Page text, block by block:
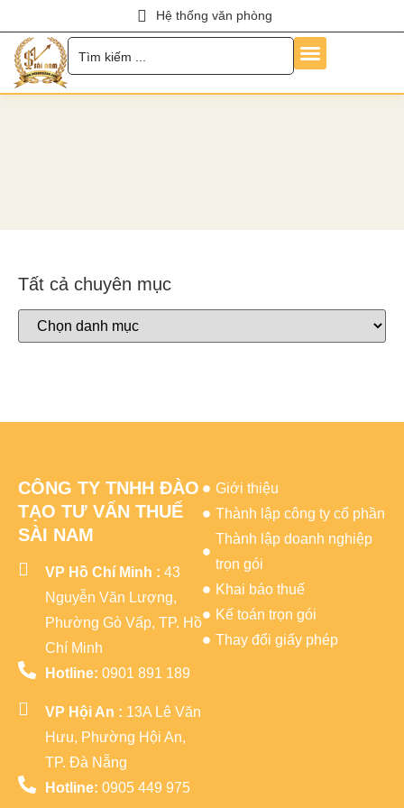
Hệ thống văn phòng
Tất cả chuyên mục
CÔNG TY TNHH ĐÀO
TẠO TƯ VẤN THUẾ
SÀI NAM
VP Hồ Chí Minh : 43
Nguyễn Văn Lượng,
Phường Gò Vấp, TP. Hồ
Chí Minh
Hotline: 0901 891 189
VP Hội An : 13A Lê Văn
Hưu, Phường Hội An,
TP. Đà Nẵng
Hotline: 0905 449 975
Giới thiệu
Thành lập công ty cổ phần
Thành lập doanh nghiệp
trọn gói
Khai báo thuế
Kế toán trọn gói
Thay đổi giấy phép